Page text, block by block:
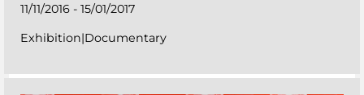
11/11/2016 - 15/01/2017
Exhibition|Documentary